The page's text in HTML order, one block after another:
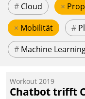
# Cloud ×
× Mobilität #
# Machine
Workout 2019
Chatbot trifft